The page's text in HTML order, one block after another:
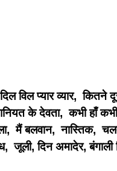
विल प्यार व्यार, कितने
के देवता, कभी हाँ
बलवान, नास्तिक,
दिन अमादेर,